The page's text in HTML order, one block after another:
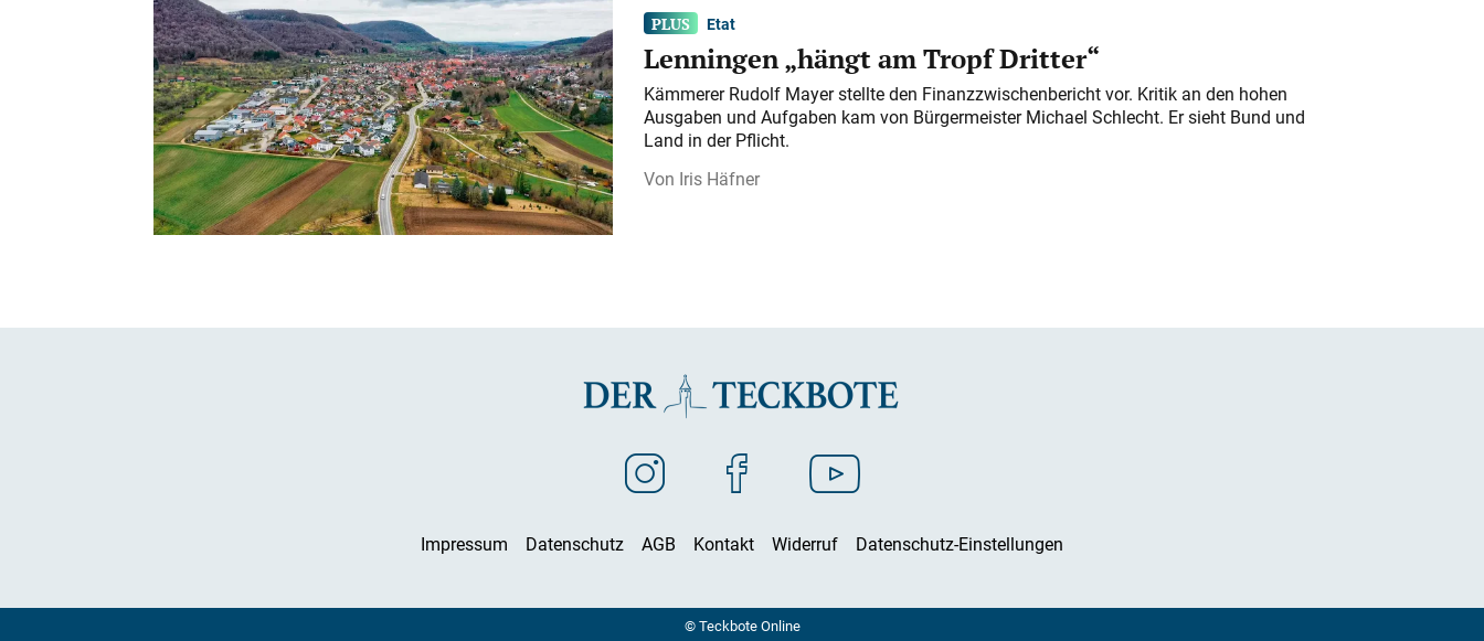
Etat
Lenningen „hängt am Tropf Dritter“
Kämmerer Rudolf Mayer stellte den Finanzzwischenbericht vor. Kritik an den hohen
Ausgaben und Aufgaben kam von Bürgermeister Michael Schlecht. Er sieht Bund und
Land in der Pflicht.
Iris Häfner
Impressum Datenschutz AGB Kontakt Widerruf Datenschutz-Einstellungen
© Teckbote Online